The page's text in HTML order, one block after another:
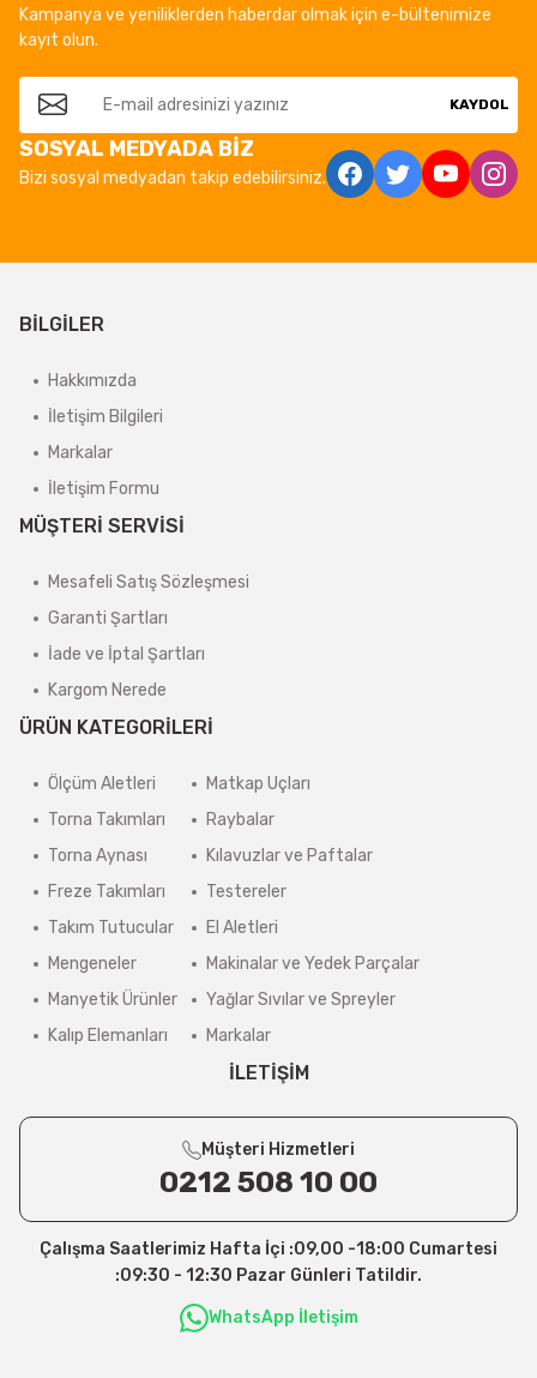
Kampanya ve yeniliklerden haberdar olmak için e-bültenimize
kayıt olun.
KAYDOL
SOSYAL MEDYADA BİZ
Bizi sosyal medyadan takip edebilirsiniz.
BİLGİLER
Hakkımızda
İletişim Bilgileri
Markalar
İletişim Formu
MÜŞTERİ SERVİSİ
Mesafeli Satış Sözleşmesi
Garanti Şartları
İade ve İptal Şartları
Kargom Nerede
ÜRÜN KATEGORİLERİ
Ölçüm Aletleri
Torna Takımları
Torna Aynası
Freze Takımları
Takım Tutucular
Mengeneler
Manyetik Ürünler
Kalıp Elemanları
Matkap Uçları
Raybalar
Kılavuzlar ve Paftalar
Testereler
El Aletleri
Makinalar ve Yedek Parçalar
Yağlar Sıvılar ve Spreyler
Markalar
İLETİŞİM
Müşteri Hizmetleri
0212 508 10 00
Çalışma Saatlerimiz Hafta İçi :09,00 -18:00 Cumartesi
:09:30 - 12:30 Pazar Günleri Tatildir.
WhatsApp İletişim